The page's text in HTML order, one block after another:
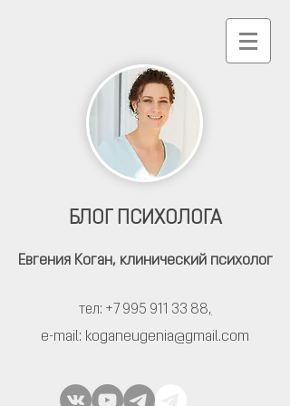
БЛОГ ПСИХОЛОГА
тел: +7 995 911 33 88,
e-mail: koganeugenia@gmail.com
Евгения Коган, клинический психолог